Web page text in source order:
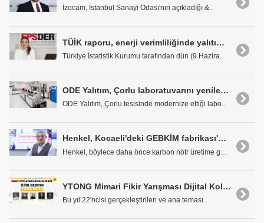
İzocam, İstanbul Sanayi Odası'nın açıkladığı &..
TÜİK raporu, enerji verimliliğinde yalıtımın stratejik önemini bir kez daha ortaya koydu
Türkiye İstatistik Kurumu tarafından dün (9 Hazira..
ODE Yalıtım, Çorlu laboratuvarını yenileyerek üretim ve Ar-Ge gücünü artırdı
ODE Yalıtım, Çorlu tesisinde modernize ettiği labo..
Henkel, Kocaeli'deki GEBKİM fabrikası'nda karbon nötr üretime geçti
YTONG Mimari Fikir Yarışması Dijital Kolokyum'u 17 Haziran'da canlı yayında
Bu yıl 22'ncisi gerçekleştirilen ve ana teması..